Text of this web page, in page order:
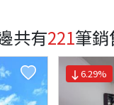
共有221筆
6.29%